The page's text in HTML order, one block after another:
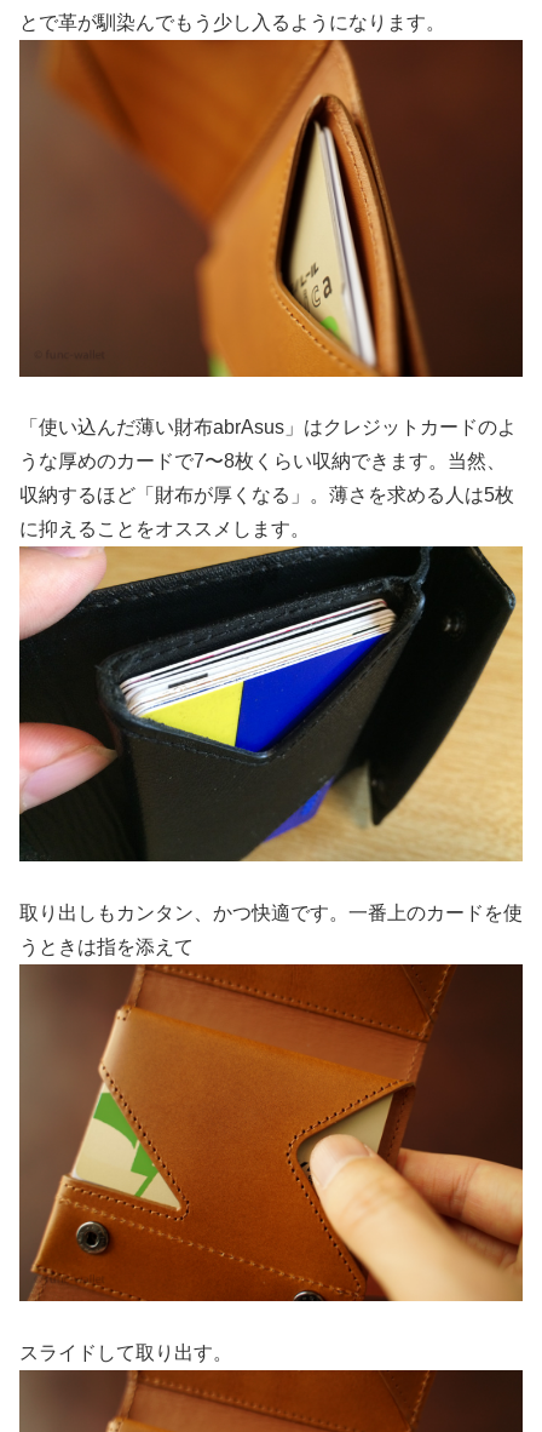
とで革が馴染んでもう少し入るようになります。
「使い込んだ薄い財布abrAsus」はクレジットカードのよ
うな厚めのカードで7〜8枚くらい収納できます。当然、
収納するほど「財布が厚くなる」。薄さを求める人は5枚
に抑えることをオススメします。
取り出しもカンタン、かつ快適です。一番上のカードを使
うときは指を添えて
スライドして取り出す。